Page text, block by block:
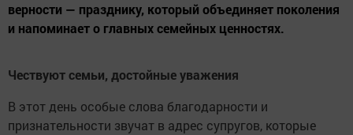
верности — празднику, который объединяет поколения
и напоминает о главных семейных ценностях.
Чествуют семьи, достойные уважения
В этот день особые слова благодарности и
признательности звучат в адрес супругов, которые